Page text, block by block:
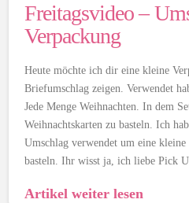
Freitagsvideo –
Verpackung
Heute möchte ich dir eine kleine
Briefumschlag zeigen. Verwendet
Jede Menge Weihnachten. In dem
Weihnachtskarten zu basteln. Ich
Umschlag verwendet um eine
basteln. Ihr wisst ja, ich liebe Pick
Artikel weiter lesen